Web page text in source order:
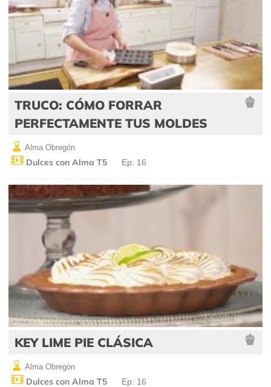
TRUCO: CÓMO FORRAR
PERFECTAMENTE TUS MOLDES
Alma Obregón
Dulces con Alma T5 Ep: 16
KEY LIME PIE CLÁSICA
Alma Obregón
Dulces con Alma T5 Ep: 16